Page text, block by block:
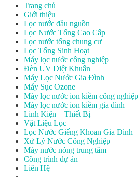
Trang chủ
Giới thiệu
Lọc nước đầu nguồn
Lọc Nước Tổng Cao Cấp
Lọc nước tổng chung cư
Lọc Tổng Sinh Hoạt
Máy lọc nước công nghiệp
Đèn UV Diệt Khuẩn
Máy Lọc Nước Gia Đình
Máy Sục Ozone
Máy lọc nước ion kiềm công nghiệp
Máy lọc nước ion kiềm gia đình
Linh Kiện – Thiết Bị
Vật Liệu Lọc
Lọc Nước Giếng Khoan Gia Đình
Xử Lý Nước Công Nghiệp
Máy nước nóng trung tâm
Công trình dự án
Liên Hệ